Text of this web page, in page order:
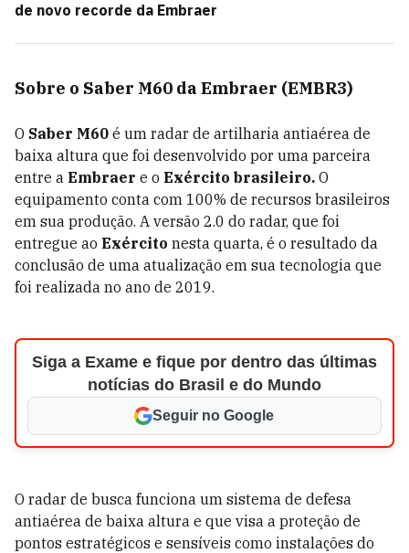
de novo recorde da Embraer
Sobre o Saber M60 da Embraer (EMBR3)
O Saber M60 é um radar de artilharia antiaérea de
baixa altura que foi desenvolvido por uma parceira
entre a Embraer e o Exército brasileiro. O
equipamento conta com 100% de recursos brasileiros
em sua produção. A versão 2.0 do radar, que foi
entregue ao Exército nesta quarta, é o resultado da
conclusão de uma atualização em sua tecnologia que
foi realizada no ano de 2019.
Siga a Exame e fique por dentro das últimas
notícias do Brasil e do Mundo
Seguir no Google
O radar de busca funciona um sistema de defesa
antiaérea de baixa altura e que visa a proteção de
pontos estratégicos e sensíveis como instalações do